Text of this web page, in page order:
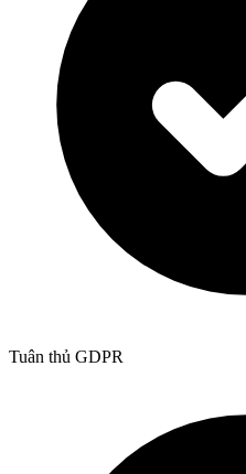
Tuân thủ GDPR